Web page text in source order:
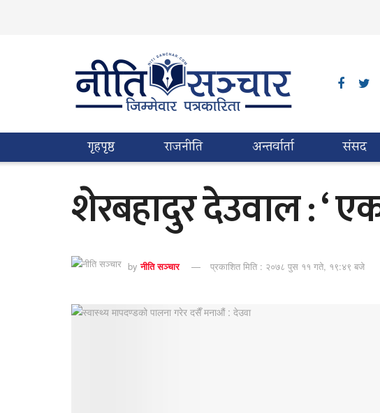
गृहपृष्ठ राजनीति अन्तर्वार्ता संसद
शेरबहादुर देउवाल : ‘
by नीति सञ्चार प्रकाशित मिति : २०७८ पुस ११ गते, १९:४९ बजे